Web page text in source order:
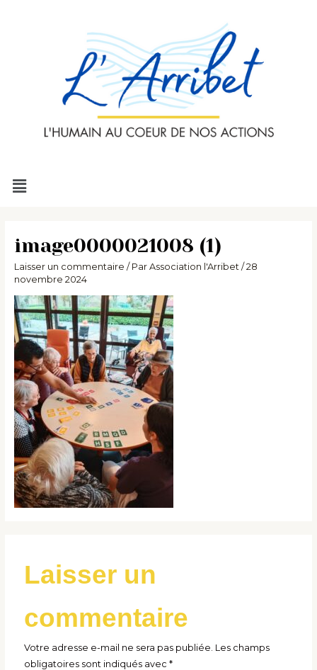
Menu
image0000021008 (1)
Laisser un commentaire / Par Association l'Arribet / 28
novembre 2024
Laisser un
commentaire
Votre adresse e-mail ne sera pas publiée. Les champs
obligatoires sont indiqués avec*